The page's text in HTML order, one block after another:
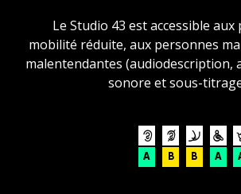
Le Studio 43 est accessible
mobilité réduite, aux personnes
malentendantes (audiodescription,
sonore et sous-